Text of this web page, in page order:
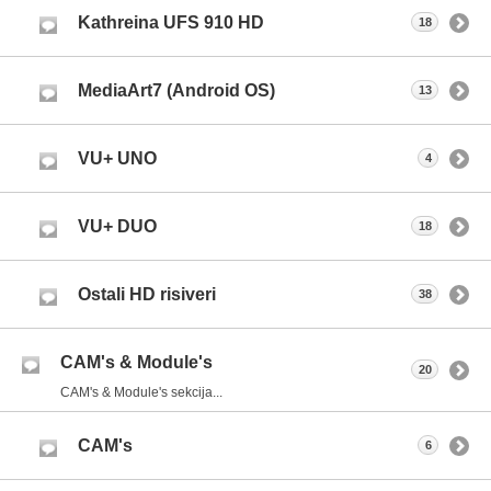
Kathreina UFS 910 HD 18
MediaArt7 (Android OS) 13
VU+ UNO 4
VU+ DUO 18
Ostali HD risiveri 38
CAM's & Module's
CAM's & Module's sekcija...
20
CAM's 6